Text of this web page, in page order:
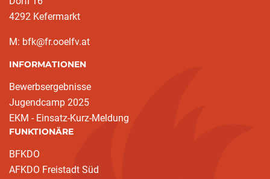
4292 Kefermarkt
M: bfk@fr.ooelfv.at
INFORMATIONEN
Bewerbsergebnisse
Jugendcamp 2025
EKM - Einsatz-Kurz-Meldung
FUNKTIONÄRE
BFKDO
AFKDO Freistadt Süd